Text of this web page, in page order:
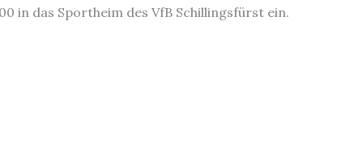
in das Sportheim des VfB Schillingsfürst ein.